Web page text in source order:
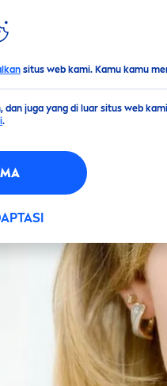
situs web kami. Kamu kamu
dan juga yang di luar situs web
.